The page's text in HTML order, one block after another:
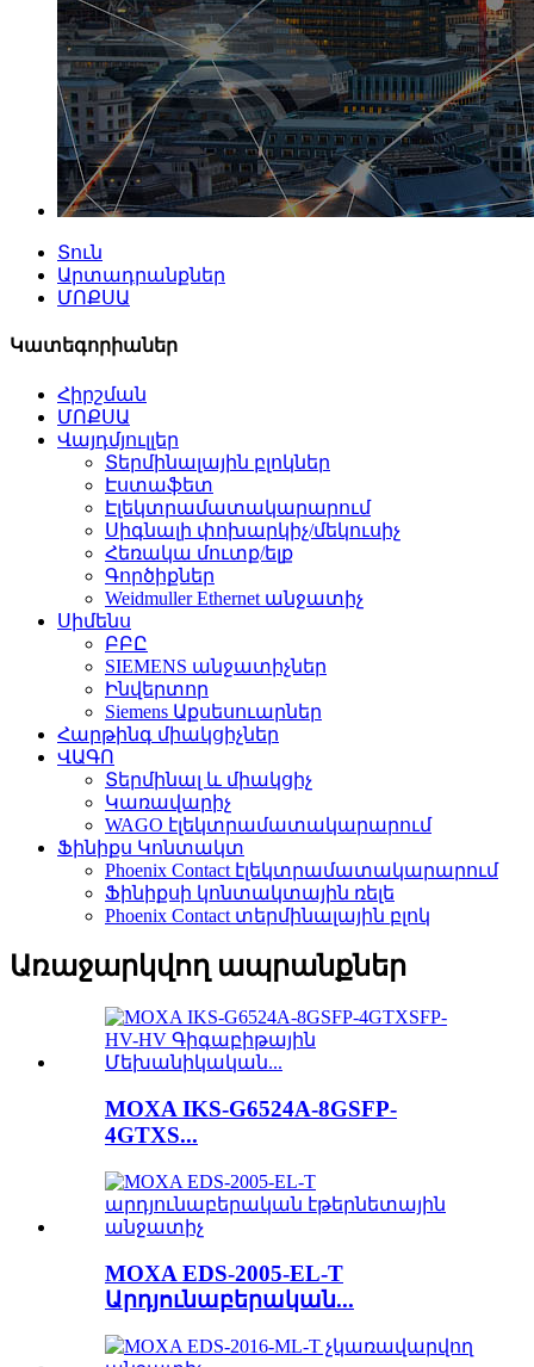
Տուն
Արտադրանքներ
ՄՈՔՍԱ
Կատեգորիաներ
Հիրշման
ՄՈՔՍԱ
Վայդմյուլլեր
Տերմինալային բլոկներ
Էստաֆետ
Էլեկտրամատակարարում
Սիգնալի փոխարկիչ/մեկուսիչ
Հեռակա մուտք/ելք
Գործիքներ
Weidmuller Ethernet անջատիչ
Սիմենս
ԲԲԸ
SIEMENS անջատիչներ
Ինվերտոր
Siemens Աքսեսուարներ
Հարթինգ միակցիչներ
ՎԱԳՈ
Տերմինալ և միակցիչ
Կառավարիչ
WAGO էլեկտրամատակարարում
Ֆինիքս Կոնտակտ
Phoenix Contact էլեկտրամատակարարում
Ֆինիքսի կոնտակտային ռելե
Phoenix Contact տերմինալային բլոկ
Առաջարկվող ապրանքներ
MOXA IKS-G6524A-8GSFP-
4GTXS...
MOXA EDS-2005-EL-T
Արդյունաբերական...